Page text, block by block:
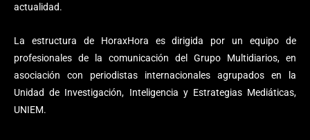
actualidad.
La estructura de HoraxHora es dirigida por un equipo de
profesionales de la comunicación del Grupo Multidiarios, en
asociación con periodistas internacionales agrupados en la
Unidad de Investigación, Inteligencia y Estrategias Mediáticas,
UNIEM.